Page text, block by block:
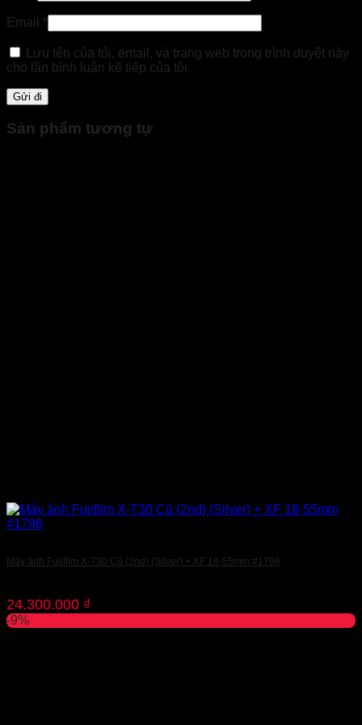
Email *
Lưu tên của tôi, email, và trang web trong trình duyệt này
cho lần bình luận kế tiếp của tôi.
Sản phẩm tương tự
Máy ảnh Fujifilm X-T30 Cũ (2nd) (Silver) + XF 18-55mm #1796
24.300.000 ₫
-9%